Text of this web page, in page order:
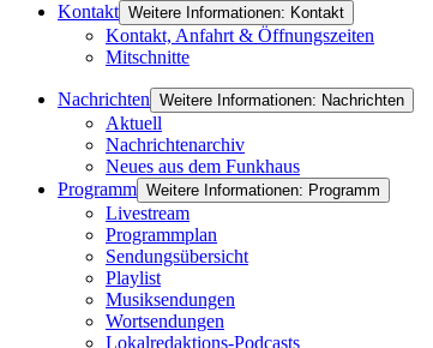
Kontakt Weitere Informationen: Kontakt
Kontakt, Anfahrt & Öffnungszeiten
Mitschnitte
Nachrichten Weitere Informationen: Nachrichten
Aktuell
Nachrichtenarchiv
Neues aus dem Funkhaus
Programm Weitere Informationen: Programm
Livestream
Programmplan
Sendungsübersicht
Playlist
Musiksendungen
Wortsendungen
Lokalredaktions-Podcasts